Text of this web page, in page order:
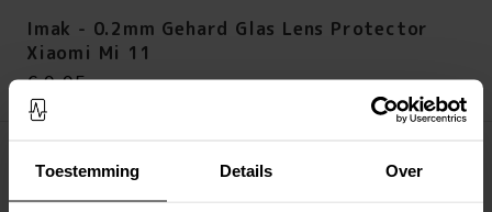
Toestemming Details Over
Imak - 0.2mm Gehard Glas Lens Protector
Xiaomi Mi 11
Prijs:€ 9,95
€ 9,95